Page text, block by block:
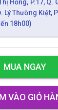
Hồng, P.17, Q.
Lý Thường Kiệt,
18h00)
MUA NGAY
VÀO GIỎ